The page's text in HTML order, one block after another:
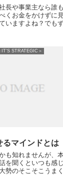
長や事業主なら誰
くお金をかけずに
いますよね？でもず
き...
IT'S STRATEGIC＞
るマインドとは
も知れませんが、
を聞くといつも感
勢のそこそこうま